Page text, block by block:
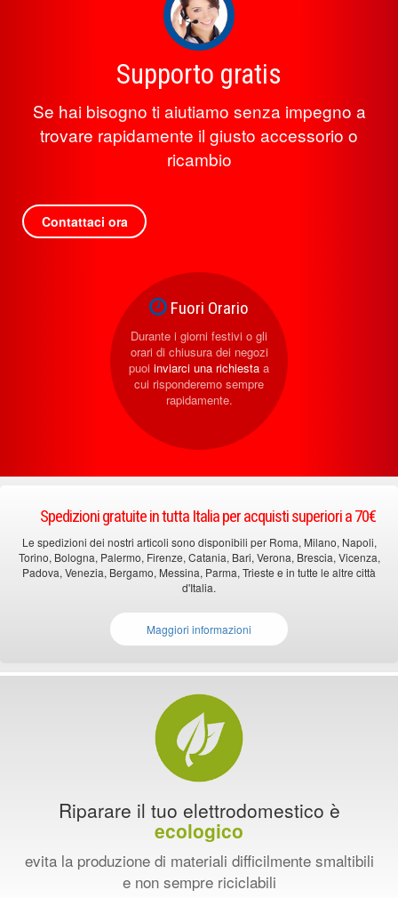
Supporto gratis
Se hai bisogno ti aiutiamo senza impegno a
trovare rapidamente il giusto accessorio o
ricambio
Contattaci ora
Fuori Orario
Durante i giorni festivi o gli
orari di chiusura dei negozi
puoi inviarci una richiesta a
cui risponderemo sempre
rapidamente.
Spedizioni gratuite in tutta Italia per acquisti superiori a 70€
Le spedizioni dei nostri articoli sono disponibili per Roma, Milano, Napoli,
Torino, Bologna, Palermo, Firenze, Catania, Bari, Verona, Brescia, Vicenza,
Padova, Venezia, Bergamo, Messina, Parma, Trieste e in tutte le altre città
d'Italia.
Maggiori informazioni
Riparare il tuo elettrodomestico è
ecologico
evita la produzione di materiali difficilmente smaltibili
e non sempre riciclabili